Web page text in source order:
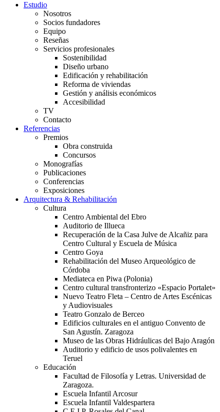
Estudio
Nosotros
Socios fundadores
Equipo
Reseñas
Servicios profesionales
Sostenibilidad
Diseño urbano
Edificación y rehabilitación
Reforma de viviendas
Gestión y análisis económicos
Accesibilidad
TV
Contacto
Referencias
Premios
Obra construida
Concursos
Monografías
Publicaciones
Conferencias
Exposiciones
Arquitectura & Rehabilitación
Cultura
Centro Ambiental del Ebro
Auditorio de Illueca
Recuperación de la Casa Julve de Alcañiz para
Centro Cultural y Escuela de Música
Centro Goya
Rehabilitación del Museo Arqueológico de
Córdoba
Mediateca en Piwa (Polonia)
Centro cultural transfronterizo «Espacio Portalet»
Nuevo Teatro Fleta – Centro de Artes Escénicas
y Audiovisuales
Teatro Gonzalo de Berceo
Edificios culturales en el antiguo Convento de
San Agustín. Zaragoza
Museo de las Obras Hidráulicas del Bajo Aragón
Auditorio y edificio de usos polivalentes en
Teruel
Educación
Facultad de Filosofía y Letras. Universidad de
Zaragoza.
Escuela Infantil Arcosur
Escuela Infantil Valdespartera